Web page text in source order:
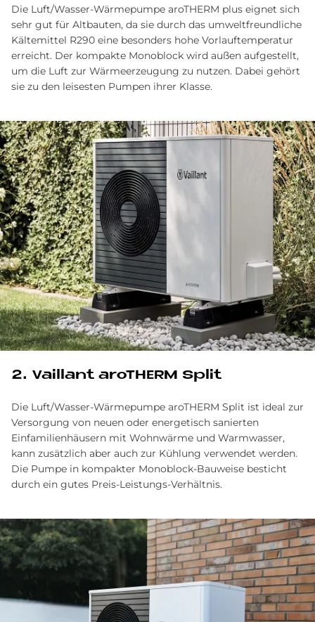
Die Luft/Wasser-Wärmepumpe aroTHERM plus eignet sich
sehr gut für Altbauten, da sie durch das umwelt­freund­liche
Kälte­mit­tel R290 eine be­son­ders ho­he Vor­lauf­temperatur
er­reicht. Der kompakte Mono­block wird außen aufgestellt,
um die Luft zur Wärmeerzeugung zu nutzen. Dabei gehört
sie zu den leisesten Pumpen ihrer Klasse.
2. Vail­lant aro­THERM Split
Die Luft/Wasser-Wärmepumpe aroTHERM Split ist ideal zur
Versorgung von neuen oder energetisch sanierten
Einfamilienhäusern mit Wohnwärme und Warmwasser,
kann zusätzlich aber auch zur Kühlung verwendet werden.
Die Pumpe in kompakter Monoblock-Bauweise besticht
durch ein gutes Preis-Leistungs-Verhältnis.